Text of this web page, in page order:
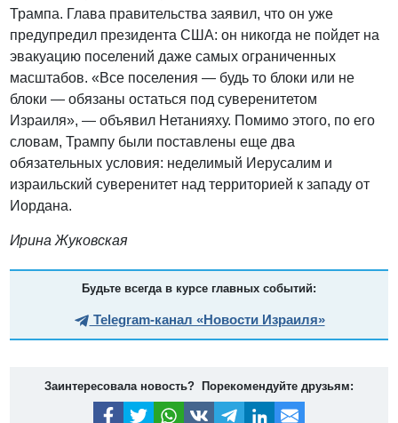
Трампа. Глава правительства заявил, что он уже
предупредил президента США: он никогда не пойдет на
эвакуацию поселений даже самых ограниченных
масштабов. «Все поселения — будь то блоки или не
блоки — обязаны остаться под суверенитетом
Израиля», — объявил Нетанияху. Помимо этого, по его
словам, Трампу были поставлены еще два
обязательных условия: неделимый Иерусалим и
израильский суверенитет над территорией к западу от
Иордана.
Ирина Жуковская
Будьте всегда в курсе главных событий:
Telegram-канал «Новости Израиля»
Заинтересовала новость? Порекомендуйте друзьям: